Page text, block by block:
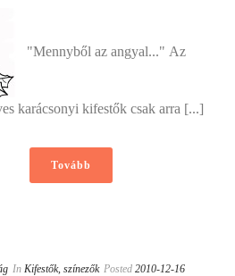
"Mennyből az angyal..." Az
karácsonyi kifestők csak arra [...]
Tovább
In Kifestők, színezők Posted 2010-12-16